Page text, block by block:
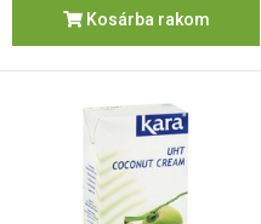
Kosárba rakom